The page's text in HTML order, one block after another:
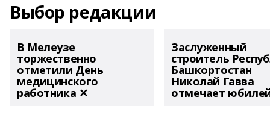
Выбор редакции
В Мелеузе
торжественно
отметили День
медицинского
работника ✕
Заслуженный
строитель
Башкортостан
Николай Гавва
отмечает